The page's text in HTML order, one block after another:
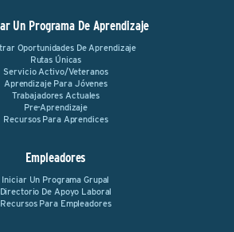
Un Programa De Aprendizaje
Oportunidades De Aprendizaje
Rutas Únicas
Servicio Activo/Veteranos
Aprendizaje Para Jóvenes
Trabajadores Actuales
Pre-Aprendizaje
Recursos Para Aprendices
Empleadores
Iniciar Un Programa Grupal
Directorio De Apoyo Laboral
Recursos Para Empleadores